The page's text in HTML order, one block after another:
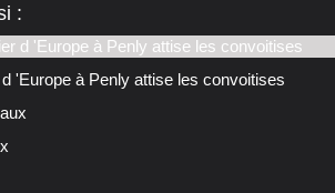
:
'Europe à Penly attise les convoitises